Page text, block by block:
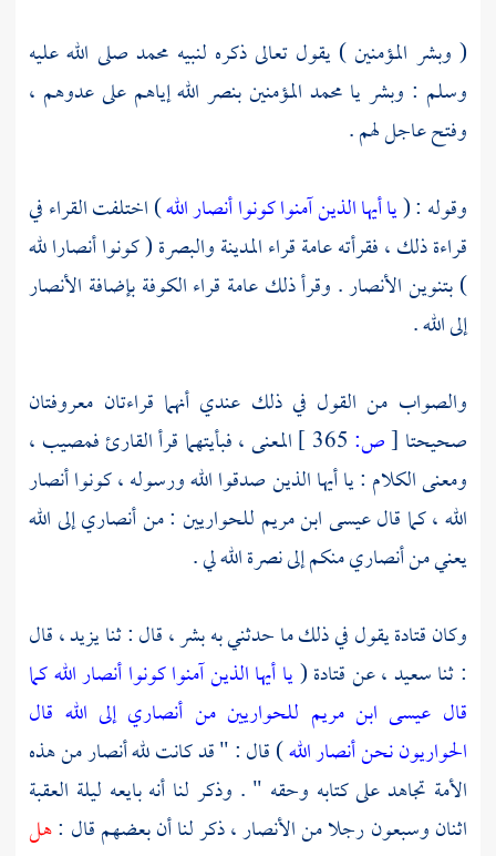
( وبشر المؤمنين ) يقول تعالى ذكره لنبيه محمد صلى الله عليه
وسلم : وبشر يا محمد المؤمنين بنصر الله إياهم على عدوهم ،
وفتح عاجل لهم .
وقوله : (يا أيها الذين آمنوا كونوا أنصار الله) اختلفت القراء في
قراءة ذلك ، فقرأته عامة قراءالمدينةوالبصرة( كونوا أنصارا لله
) بتنوينالأنصار. وقرأ ذلك عامة قراءالكوفةبإضافة الأنصار
إلى الله .
والصواب من القول في ذلك عندي أنهما قراءتان معروفتان
صحيحتا [ص:
المعنى ، فبأيتهما قرأ القارئ فمصيب ،
ومعنى الكلام : يا أيها الذين صدقوا الله ورسوله ، كونوا أنصار
الله ، كما قالعيسى ابن مريم للحواريين : من أنصاري إلى الله
يعني من أنصاري منكم إلى نصرة الله لي .
وكانقتادةيقول في ذلك ما حدثني بهبشر ،قال : ثنايزيد ،قال
: ثناسعيد ،عنقتادة(يا أيها الذين آمنوا كونوا أنصار الله كما
قال عيسى ابن مريم للحواريين من أنصاري إلى الله قال
الحواريون نحن أنصار الله) قال : " قد كانت لله أنصار من هذه
الأمة تجاهد على كتابه وحقه " . وذكر لنا أنه بايعه ليلة العقبة
اثنان وسبعون رجلا منالأنصار ،ذكر لنا أن بعضهم قال :هل